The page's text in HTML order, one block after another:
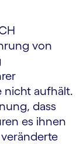
von
nicht aufhält.
dass
es ihnen